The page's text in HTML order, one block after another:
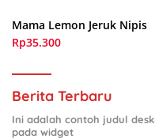
Mama Lemon Jeruk Nipis
Rp35.300
Berita Terbaru
Ini adalah contoh judul
pada widget